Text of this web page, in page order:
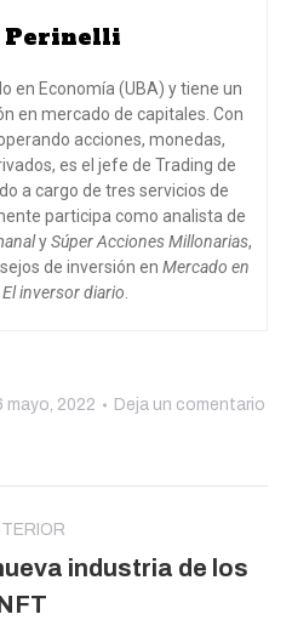
Perinelli
en Economía (UBA) y tiene un
en mercado de capitales. Con
acciones, monedas,
es el jefe de Trading de
a cargo de tres servicios de
participa como analista de
ySúper Acciones Millonarias,
de inversión en Mercado en
El inversor diario.
mayo, 2022 Deja un comentario
Publicación
anterior:
industria de los